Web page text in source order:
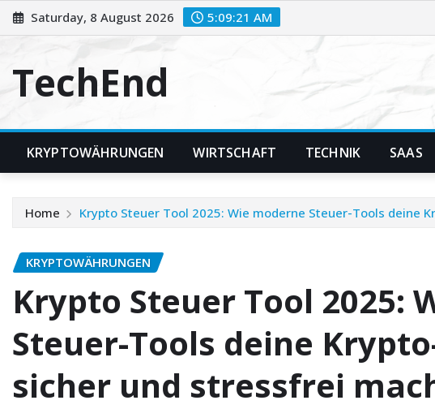
Skip
to
Saturday, 8 August 2026 5:09:22 AM
TechEnd
KRYPTOWÄHRUNGEN WIRTSCHAFT TECHNIK SAAS
Home Krypto Steuer Tool 2025: Wie moderne Steuer-Tools deine
KRYPTOWÄHRUNGEN
Krypto Steuer Tool 2025:
Steuer-Tools deine
sicher und stressfrei